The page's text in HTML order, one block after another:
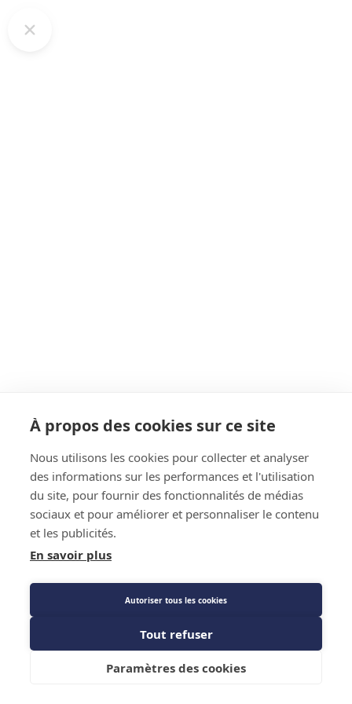
Ajouter au panier
À propos des cookies sur ce site
Nous utilisons les cookies pour collecter et analyser
des informations sur les performances et l'utilisation
du site, pour fournir des fonctionnalités de médias
sociaux et pour améliorer et personnaliser le contenu
et les publicités.
En savoir plus
Autoriser tous les cookies
Tout refuser
Paramètres des cookies